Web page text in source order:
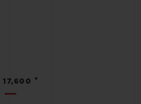
17,600 •